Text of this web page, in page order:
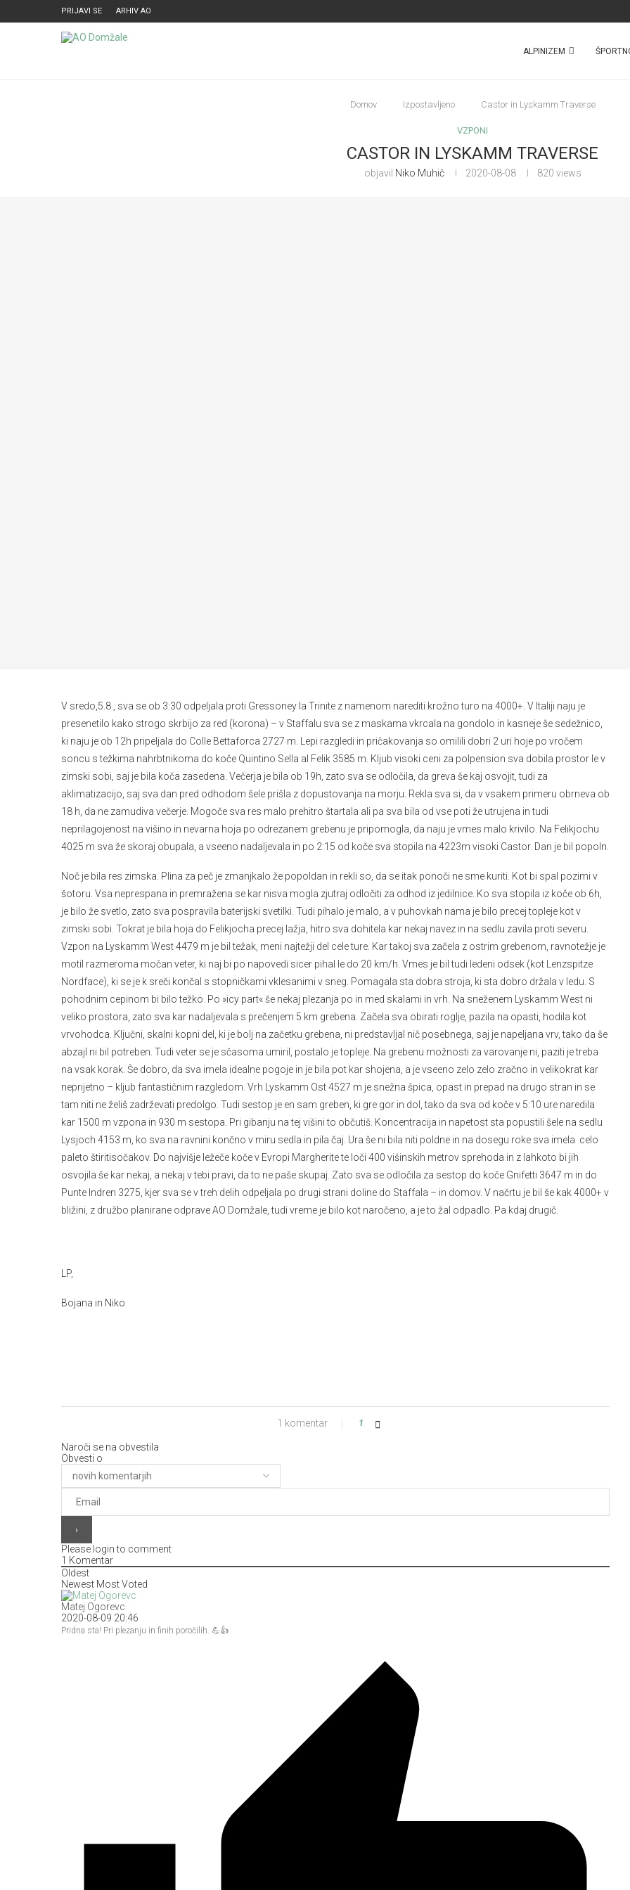
PRIJAVI SE ARHIV AO
ALPINIZEM
Domov Izpostavljeno Castor in Lyskamm Traverse
VZPONI
CASTOR IN LYSKAMM TRAVERSE
objavil Niko Muhič 2020-08-08 820 views
V sredo,5.8., sva se ob 3:30 odpeljala proti Gressoney la Trinite z namenom narediti krožno turo na 4000+. V Italiji naju je
presenetilo kako strogo skrbijo za red (korona) – v Staffalu sva se z maskama vkrcala na gondolo in kasneje še sedežnico,
ki naju je ob 12h pripeljala do Colle Bettaforca 2727 m. Lepi razgledi in pričakovanja so omilili dobri 2 uri hoje po vročem
soncu s težkima nahrbtnikoma do koče Quintino Sella al Felik 3585 m. Kljub visoki ceni za polpension sva dobila prostor le v
zimski sobi, saj je bila koča zasedena. Večerja je bila ob 19h, zato sva se odločila, da greva še kaj osvojit, tudi za
aklimatizacijo, saj sva dan pred odhodom šele prišla z dopustovanja na morju. Rekla sva si, da v vsakem primeru obrneva ob
18 h, da ne zamudiva večerje. Mogoče sva res malo prehitro štartala ali pa sva bila od vse poti že utrujena in tudi
neprilagojenost na višino in nevarna hoja po odrezanem grebenu je pripomogla, da naju je vmes malo krivilo. Na Felikjochu
4025 m sva že skoraj obupala, a vseeno nadaljevala in po 2:15 od koče sva stopila na 4223m visoki Castor. Dan je bil popoln.
Noč je bila res zimska. Plina za peč je zmanjkalo že popoldan in rekli so, da se itak ponoči ne sme kuriti. Kot bi spal pozimi v
šotoru. Vsa neprespana in premražena se kar nisva mogla zjutraj odločiti za odhod iz jedilnice. Ko sva stopila iz koče ob 6h,
je bilo že svetlo, zato sva pospravila baterijski svetilki. Tudi pihalo je malo, a v puhovkah nama je bilo precej topleje kot v
zimski sobi. Tokrat je bila hoja do Felikjocha precej lažja, hitro sva dohitela kar nekaj navez in na sedlu zavila proti severu.
Vzpon na Lyskamm West 4479 m je bil težak, meni najtežji del cele ture. Kar takoj sva začela z ostrim grebenom, ravnotežje je
motil razmeroma močan veter, ki naj bi po napovedi sicer pihal le do 20 km/h. Vmes je bil tudi ledeni odsek (kot Lenzspitze
Nordface), ki se je k sreči končal s stopničkami vklesanimi v sneg. Pomagala sta dobra stroja, ki sta dobro držala v ledu. S
pohodnim cepinom bi bilo težko. Po »icy part« še nekaj plezanja po in med skalami in vrh. Na sneženem Lyskamm West ni
veliko prostora, zato sva kar nadaljevala s prečenjem 5 km grebena. Začela sva obirati roglje, pazila na opasti, hodila kot
vrvohodca. Ključni, skalni kopni del, ki je bolj na začetku grebena, ni predstavljal nič posebnega, saj je napeljana vrv, tako da še
abzajl ni bil potreben. Tudi veter se je sčasoma umiril, postalo je topleje. Na grebenu možnosti za varovanje ni, paziti je treba
na vsak korak. Še dobro, da sva imela idealne pogoje in je bila pot kar shojena, a je vseeno zelo zelo zračno in velikokrat kar
neprijetno – kljub fantastičnim razgledom. Vrh Lyskamm Ost 4527 m je snežna špica, opast in prepad na drugo stran in se
tam niti ne želiš zadrževati predolgo. Tudi sestop je en sam greben, ki gre gor in dol, tako da sva od koče v 5:10 ure naredila
kar 1500 m vzpona in 930 m sestopa. Pri gibanju na tej višini to občutiš. Koncentracija in napetost sta popustili šele na sedlu
Lysjoch 4153 m, ko sva na ravnini končno v miru sedla in pila čaj. Ura še ni bila niti poldne in na dosegu roke sva imela celo
paleto štiritisočakov. Do najvišje ležeče koče v Evropi Margherite te loči 400 višinskih metrov sprehoda in z lahkoto bi jih
osvojila še kar nekaj, a nekaj v tebi pravi, da to ne paše skupaj. Zato sva se odločila za sestop do koče Gnifetti 3647 m in do
Punte Indren 3275, kjer sva se v treh delih odpeljala po drugi strani doline do Staffala – in domov. V načrtu je bil še kak 4000+ v
bližini, z družbo planirane odprave AO Domžale, tudi vreme je bilo kot naročeno, a je to žal odpadlo. Pa kdaj drugič.
LP,
Bojana in Niko
1 komentar 1
Naroči se na obvestila
Obvesti o
Please login to comment
1 Komentar
Oldest
Newest Most Voted
Matej Ogorevc
2020-08-09 20:46
Pridna sta! Pri plezanju in finih poročilih. 💪👍